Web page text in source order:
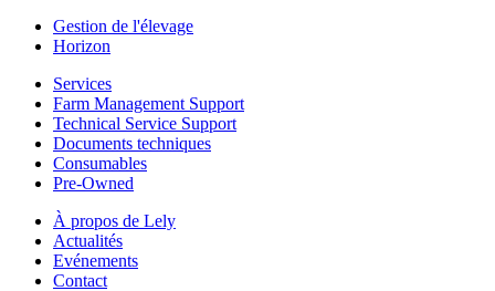
Gestion de l'élevage
Horizon
Services
Farm Management Support
Technical Service Support
Documents techniques
Consumables
Pre-Owned
À propos de Lely
Actualités
Evénements
Contact